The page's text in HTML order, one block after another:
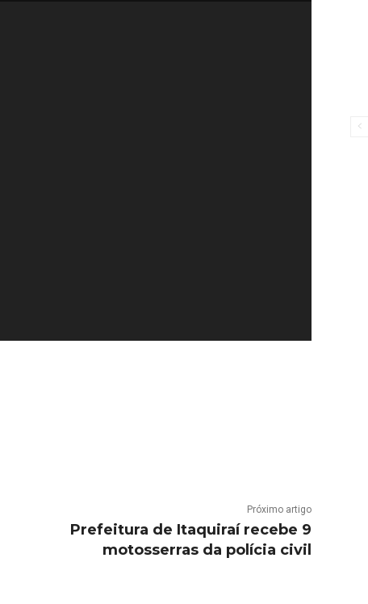
Próximo artigo
Prefeitura de Itaquiraí recebe 9
motosserras da polícia civil